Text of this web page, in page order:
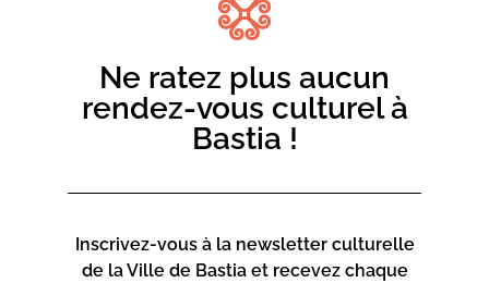
Ne ratez plus aucun
rendez-vous culturel à
Bastia !
Inscrivez-vous à la newsletter culturelle
de la Ville de Bastia et recevez chaque